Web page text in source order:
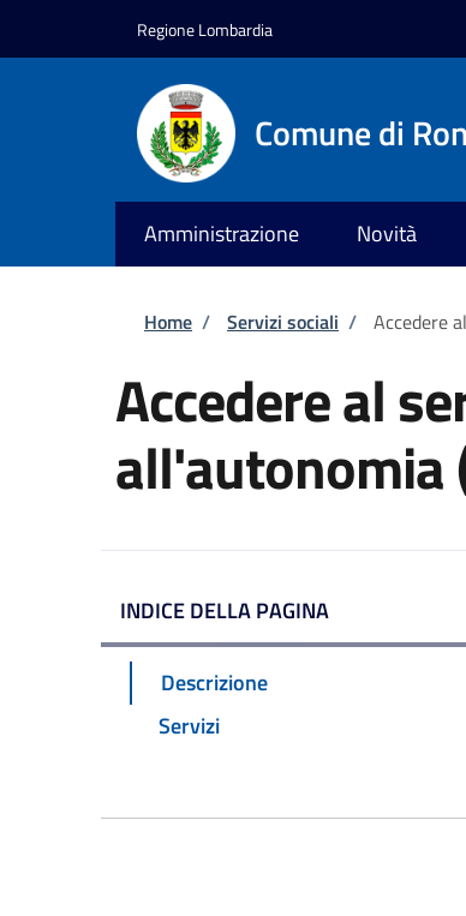
Regione Lombardia
Comune di
Amministrazione Novità
Briciole di pane
Home / Servizi sociali / Accedere
Accedere al
all'autonomia
INDICE DELLA PAGINA
Descrizione
Servizi